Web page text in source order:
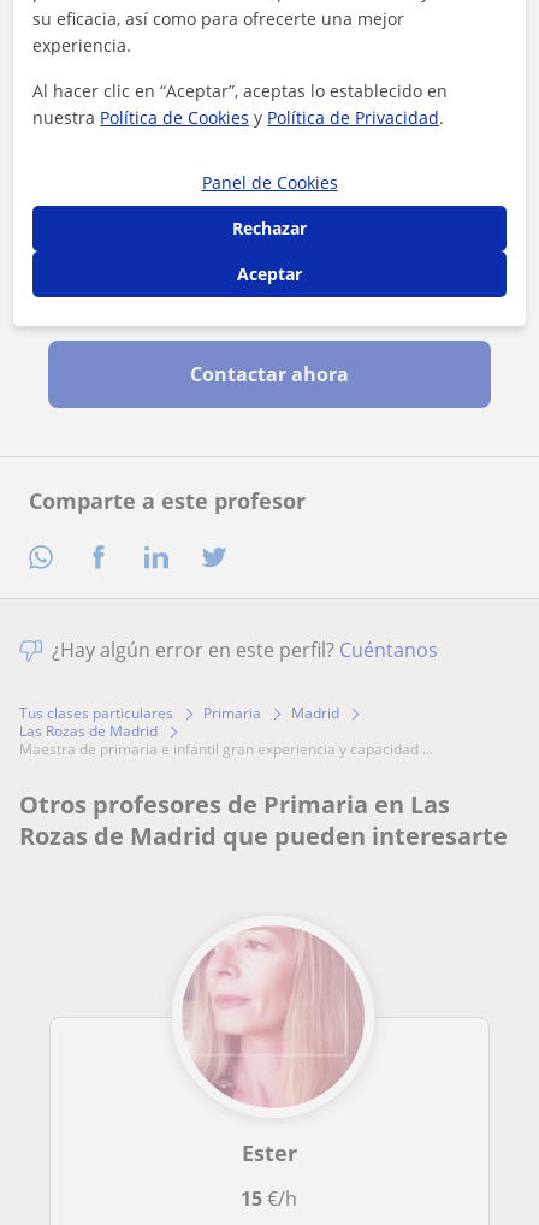
Comparte a este profesor
Al hacer clic, aceptas nuestroaviso legaly deprivacidad
Contactar ahora
¿Hay algún error en este perfil? Cuéntanos
Tus clases particulares Primaria
Madrid
Las Rozas de Madrid
maestra de primaria e infantil gran experiencia y capacidad ...
Otros profesores de Primaria en Las
Rozas de Madrid que pueden interesarte
Ester
15€/h
su eficacia, así como para ofrecerte una mejor
experiencia.
Al hacer clic en “Aceptar”, aceptas lo establecido en
nuestra Política de Cookies y Política de Privacidad.
Panel de Cookies
Rechazar
Aceptar